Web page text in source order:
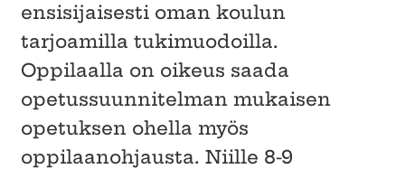
ensisijaisesti oman koulun
tarjoamilla tukimuodoilla.
Oppilaalla on oikeus saada
opetussuunnitelman mukaisen
opetuksen ohella myös
oppilaanohjausta. Niille 8-9